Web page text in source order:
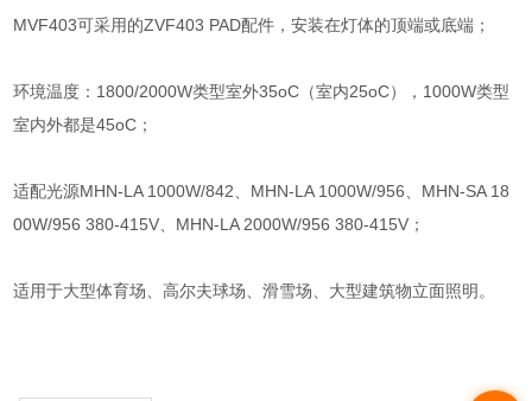
MVF403可采用的ZVF403 PAD配件，安装在灯体的顶端或底端；
环境温度：1800/2000W类型室外35oC（室内25oC），1000W类型
室内外都是45oC；
适配光源MHN-LA 1000W/842、MHN-LA 1000W/956、MHN-SA 18
00W/956 380-415V、MHN-LA 2000W/956 380-415V；
适用于大型体育场、高尔夫球场、滑雪场、大型建筑物立面照明。